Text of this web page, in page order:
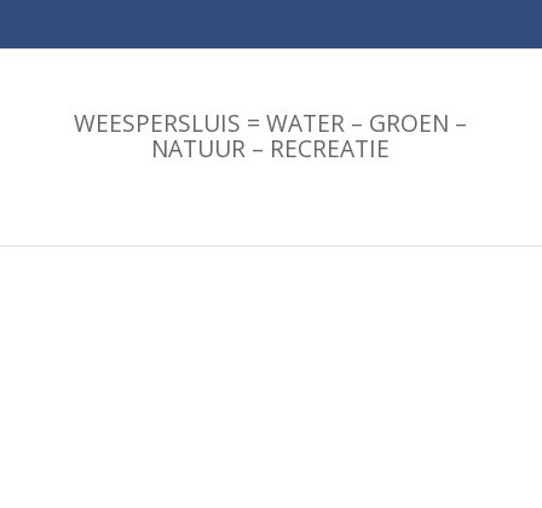
WEESPERSLUIS = WATER – GROEN –
NATUUR – RECREATIE